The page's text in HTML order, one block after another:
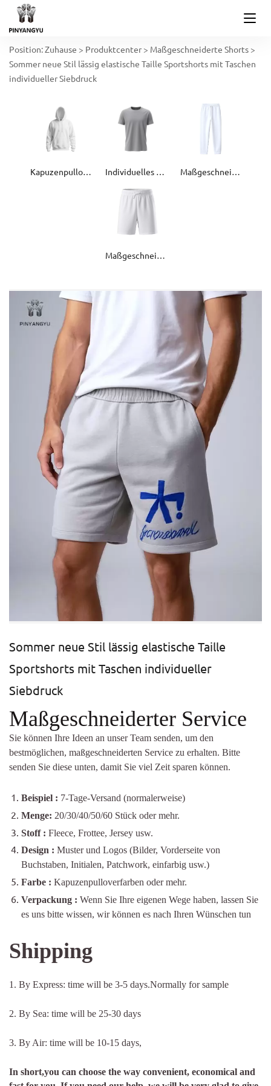
Position:Zuhause > Produktcenter > Maßgeschneiderte Shorts >
Sommer neue Stil lässig elastische Taille Sportshorts mit Taschen
individueller Siebdruck
Kapuzenpullover und Pullover Individuelles T-Shirt Maßgeschneiderte Jogginghose
Maßgeschneiderte Shorts
Sommer neue Stil lässig elastische Taille
Sportshorts mit Taschen individueller
Siebdruck
Maßgeschneiderter Service
Sie können Ihre Ideen an unser Team senden, um den
bestmöglichen, maßgeschneiderten Service zu erhalten. Bitte
senden Sie diese unten, damit Sie viel Zeit sparen können.
Beispiel : 7-Tage-Versand (normalerweise)
Menge: 20/30/40/50/60 Stück oder mehr.
Stoff : Fleece, Frottee, Jersey usw.
Design : Muster und Logos (Bilder, Vorderseite von
Buchstaben, Initialen, Patchwork, einfarbig usw.)
Farbe : Kapuzenpulloverfarben oder mehr.
Verpackung : Wenn Sie Ihre eigenen Wege haben, lassen Sie
es uns bitte wissen, wir können es nach Ihren Wünschen tun
Shipping
1. By Express: time will be 3-5 days.Normally for sample
2. By Sea: time will be 25-30 days
3. By Air: time will be 10-15 days,
In short,you can choose the way convenient, economical and